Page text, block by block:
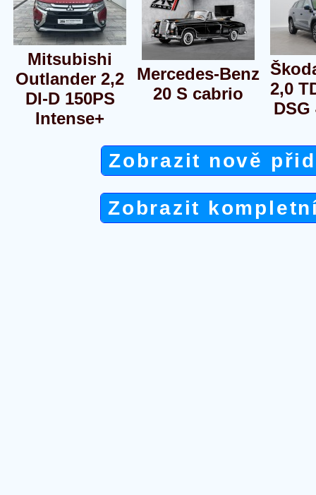
Mitsubishi
Outlander 2,2
DI-D 150PS
Intense+
Mercedes-Benz
20 S cabrio
2,0
DSG
Zobrazit nově
Zobrazit